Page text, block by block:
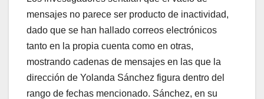
mensajes no parece ser producto de inactividad,
dado que se han hallado correos electrónicos
tanto en la propia cuenta como en otras,
mostrando cadenas de mensajes en las que la
dirección de Yolanda Sánchez figura dentro del
rango de fechas mencionado. Sánchez, en su